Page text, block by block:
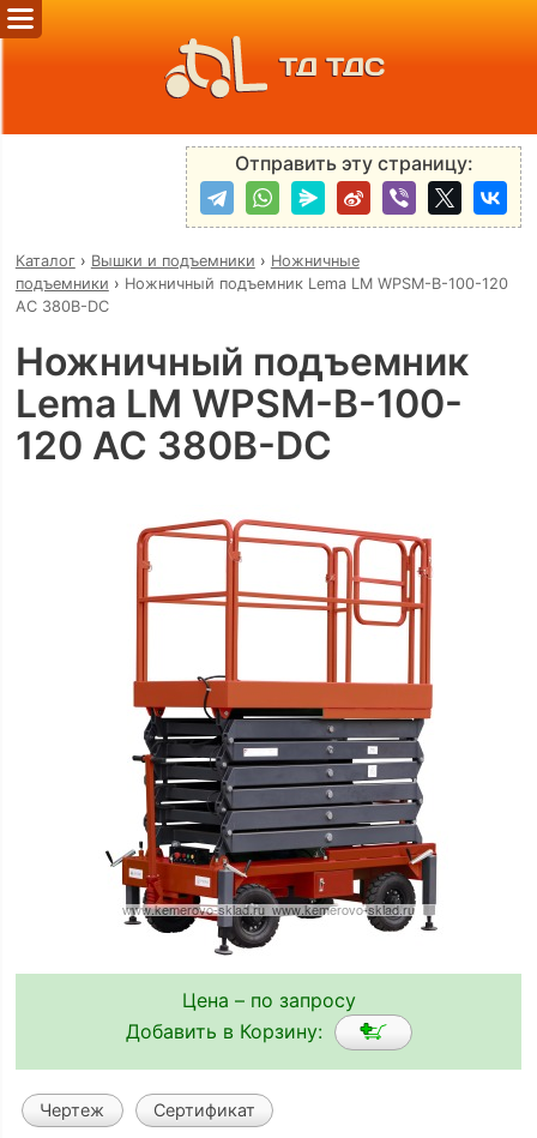
ТД ТДС
Отправить эту страницу:
Каталог› Вышки и подъемники › Ножничные
подъемники › Ножничный подъемник Lema LM WPSM-B-100-120
AC 380B-DC
Ножничный подъемник
Lema LM WPSM-B-100-
120 AC 380B-DC
Цена – по запросу
Добавить в Корзину:
Чертеж Сертификат